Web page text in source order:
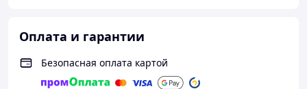
Мы создали устройство
технологии и комфорт, чтобы каждая процедура была
максимально эффективной и приятной.
Оплата и гарантии
Безопасная оплата картой